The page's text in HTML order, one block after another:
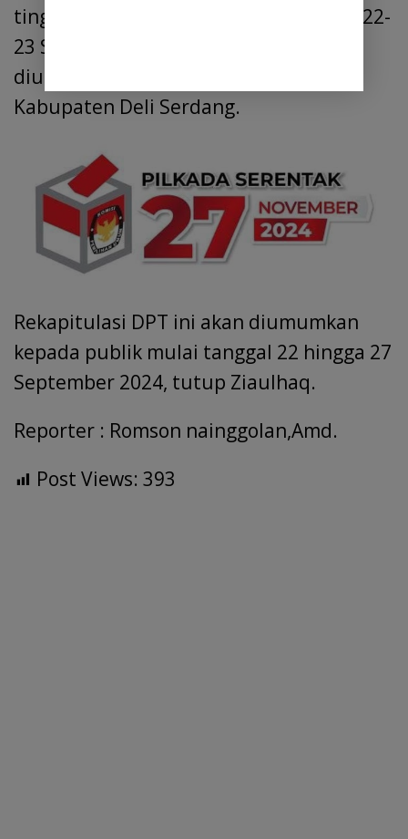
tingkat Provinsi Sumatera Utara pada 22-
23 September 2024, sebelum akhirnya
diumumkan secara resmi di seluruh
Kabupaten Deli Serdang.
Rekapitulasi DPT ini akan diumumkan
kepada publik mulai tanggal 22 hingga 27
September 2024, tutup Ziaulhaq.
Reporter : Romson nainggolan,Amd.
Post Views: 393